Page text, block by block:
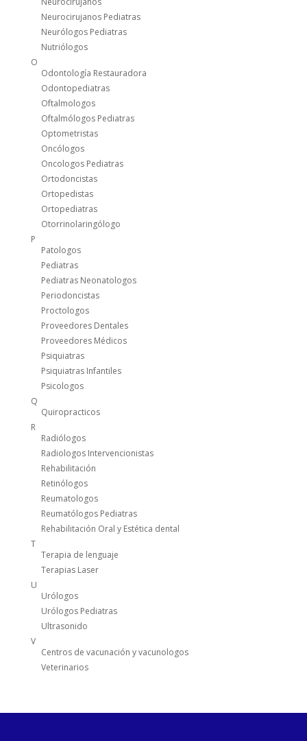
Neurocirujanos Pediatras
Neurólogos Pediatras
Nutriólogos
O
Odontología Restauradora
Odontopediatras
Oftalmologos
Oftalmólogos Pediatras
Optometristas
Oncólogos
Oncologos Pediatras
Ortodoncistas
Ortopedistas
Ortopediatras
Otorrinolaringólogo
P
Patologos
Pediatras
Pediatras Neonatologos
Periodoncistas
Proctologos
Proveedores Dentales
Proveedores Médicos
Psiquiatras
Psiquiatras Infantiles
Psicologos
Q
Quiropracticos
R
Radiólogos
Radiologos Intervencionistas
Rehabilitación
Retinólogos
Reumatologos
Reumatólogos Pediatras
Rehabilitación Oral y Estética dental
T
Terapia de lenguaje
Terapias Laser
U
Urólogos
Urólogos Pediatras
Ultrasonido
V
Centros de vacunación y vacunologos
Veterinarios